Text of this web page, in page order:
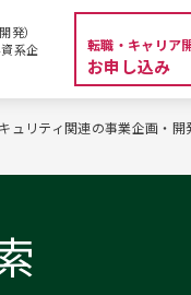
）
系企
転職・キャリア
お申し込み
リティ関連の事業企画・